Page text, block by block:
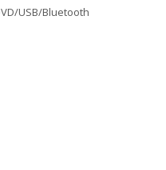
USB/Bluetooth